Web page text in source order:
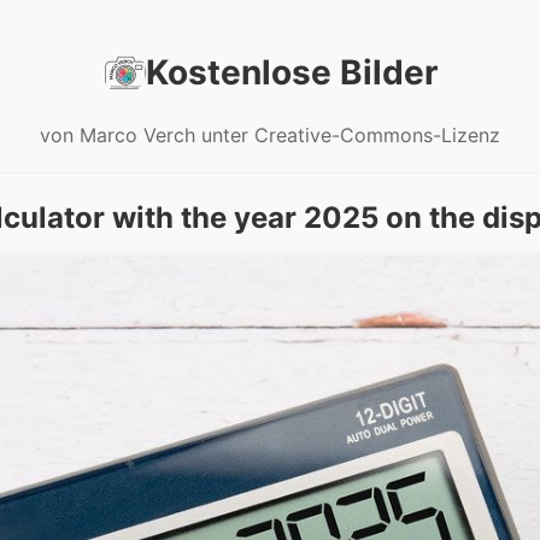
Kostenlose Bilder
von Marco Verch unter Creative-Commons-Lizenz
with the year 2025 on the